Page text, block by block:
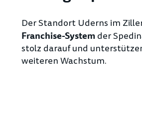
Der Standort Uderns im
Franchise-System der
stolz darauf und
weiteren Wachstum.